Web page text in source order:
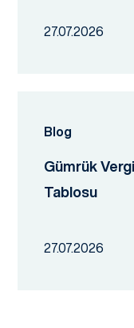
27.07.2026
Blog
Gümrük
Tablosu
27.07.2026